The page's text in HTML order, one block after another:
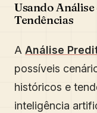
Usando
Tendências
A Análise
possíveis
históricos e
inteligência